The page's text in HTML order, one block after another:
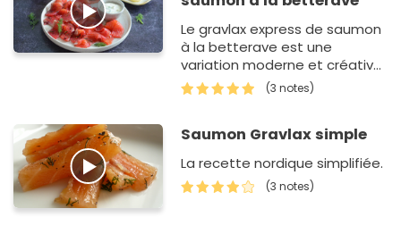
Le gravlax express de saumon
à la betterave est une
variation moderne et créative
du célèbre plat scandinave.
Cette recette marie le sau…
(3 notes)
Saumon Gravlax simple
La recette nordique simplifiée.
(3 notes)